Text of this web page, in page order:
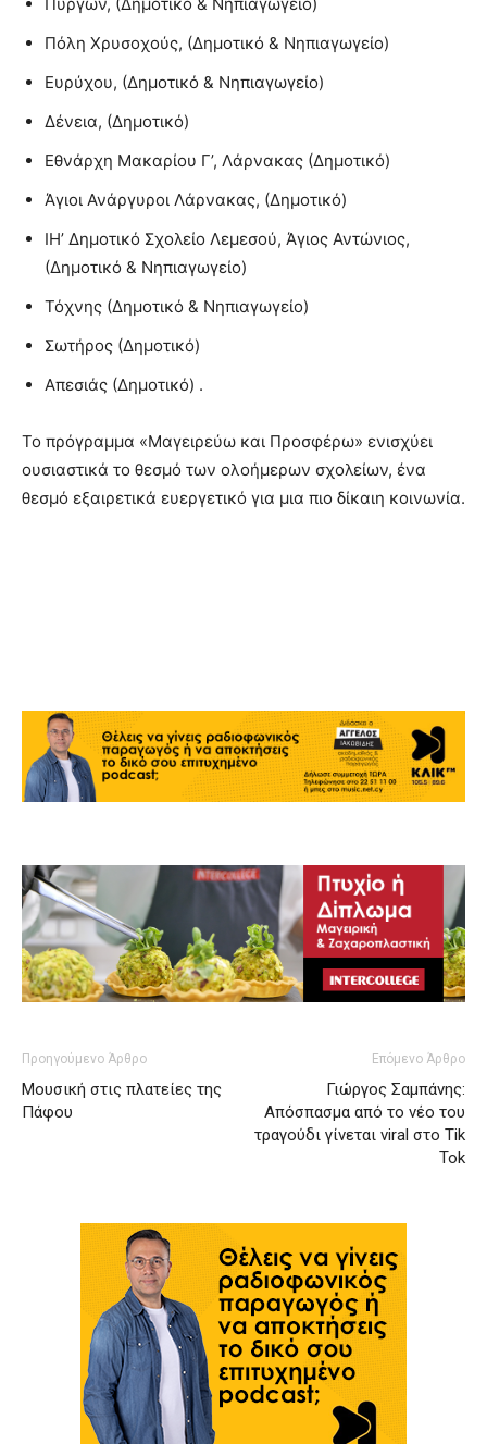
Πόλη Χρυσοχούς, (Δημοτικό & Νηπιαγωγείο)
Ευρύχου, (Δημοτικό & Νηπιαγωγείο)
Δένεια, (Δημοτικό)
Εθνάρχη Μακαρίου Γ’, Λάρνακας (Δημοτικό)
Άγιοι Ανάργυροι Λάρνακας, (Δημοτικό)
ΙΗ’ Δημοτικό Σχολείο Λεμεσού, Άγιος Αντώνιος,
(Δημοτικό & Νηπιαγωγείο)
Τόχνης (Δημοτικό & Νηπιαγωγείο)
Σωτήρος (Δημοτικό)
Απεσιάς (Δημοτικό) .
Το πρόγραμμα «Μαγειρεύω και Προσφέρω» ενισχύει
ουσιαστικά το θεσμό των ολοήμερων σχολείων, ένα
θεσμό εξαιρετικά ευεργετικό για μια πιο δίκαιη κοινωνία.
Προηγούμενο Άρθρο
Μουσική στις πλατείες της
Πάφου
Επόμενο Άρθρο
Γιώργος Σαμπάνης:
Απόσπασμα από το νέο του
τραγούδι γίνεται viral στο Τik
Tok